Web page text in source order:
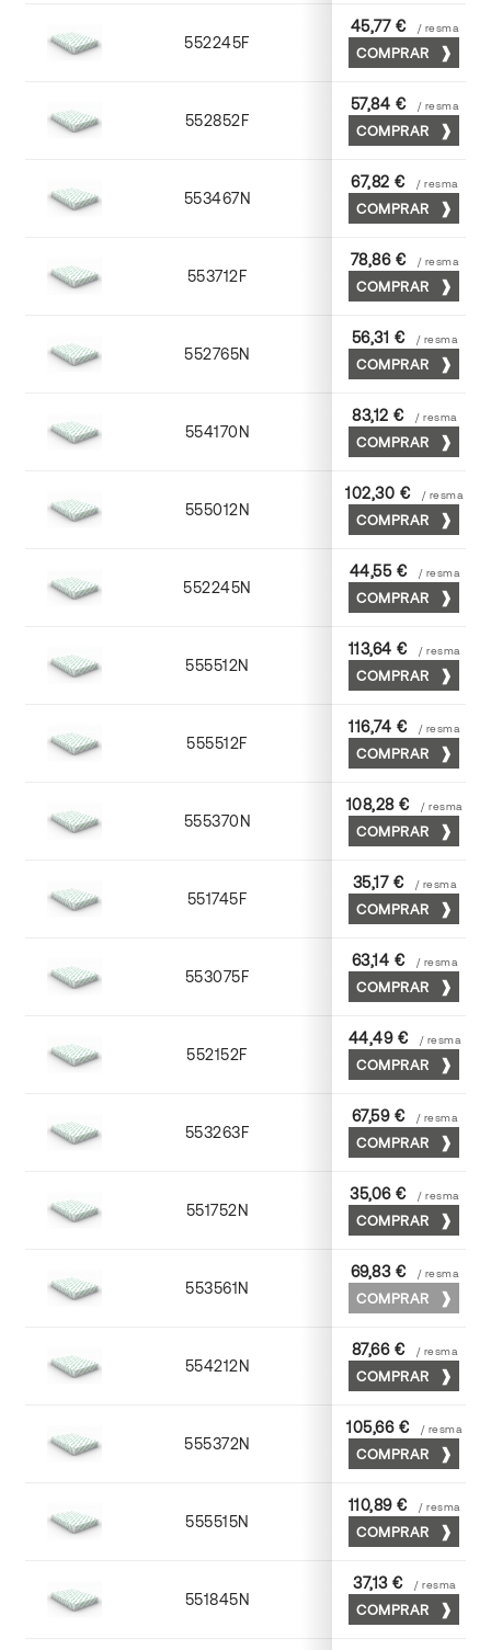
552245F 45 x 64
45,77 € / resma
COMPRAR
552852F 52 x 70
57,84 € / resma
COMPRAR
553467N 65 x 90
67,82 € / resma
COMPRAR
553712F 72 x 102
78,86 € / resma
COMPRAR
552765N 65 x 90
56,31 € / resma
COMPRAR
554170N 70 x 100
83,12 € / resma
COMPRAR
555012N 72 x 102
102,30 € / resma
COMPRAR
552245N 45 x 64
44,55 € / resma
COMPRAR
555512N 72 x 102
113,64 € / resma
COMPRAR
555512F 72 x 102
116,74 € / resma
COMPRAR
555370N 70 x 100
108,28 € / resma
COMPRAR
551745F 45 x 64
35,17 € / resma
COMPRAR
553075F 75 x 53
63,14 € / resma
COMPRAR
552152F 52 x 70
44,49 € / resma
COMPRAR
553263F 63 x 88
67,59 € / resma
COMPRAR
551752N 52 x 70
35,06 € / resma
COMPRAR
553561N 63 x 88
69,83 € / resma
COMPRAR
554212N 72 x 102
87,66 € / resma
COMPRAR
555372N 70 x 100
105,66 € / resma
COMPRAR
555515N 72 x 102
110,89 € / resma
COMPRAR
551845N 45 x 64
37,13 € / resma
COMPRAR